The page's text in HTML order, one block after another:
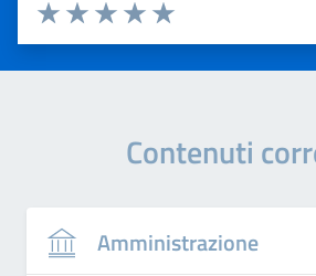
Valuta 5 stelle su 5
Valuta 4 stelle su 5
Valuta 3 stelle su 5
Valuta 2 stelle su 5
Valuta 1 stelle su 5
Contenuti
Amministrazione